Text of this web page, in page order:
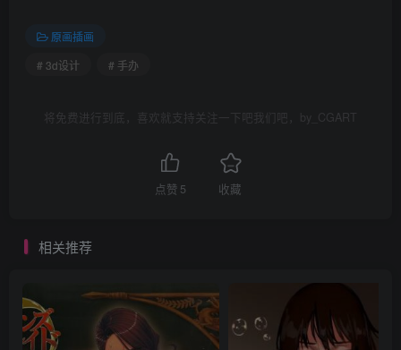
原画插画
# 3d设计
# 手办
将免费进行到底，喜欢就支持关注一下吧我们吧，by_CGART
点赞 5 收藏
相关推荐